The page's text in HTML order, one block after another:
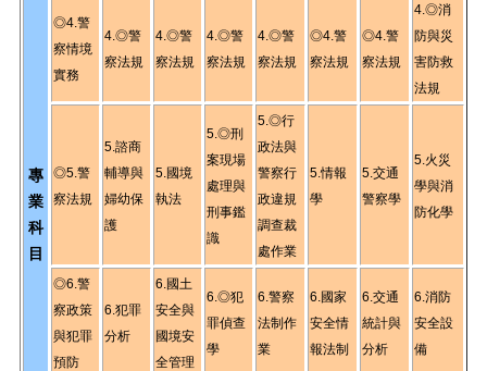
專
業
科
目
◎4.警
察情境
實務
4.◎警
察法規
4.◎警
察法規
4.◎警
察法規
4.◎警
察法規
◎4.警
察法規
◎4.警
察法規
4.◎消
防與災
害防救
法規
◎5.警
察法規
5.諮商
輔導與
婦幼保
護
5.國境
執法
5.◎刑
案現場
處理與
刑事鑑
識
5.◎行
政法與
警察行
政違規
調查裁
處作業
5.情報
學
5.交通
警察學
5.火災
學與消
防化學
◎6.警
察政策
與犯罪
預防
6.犯罪
分析
6.國土
安全與
國境安
全管理
6.◎犯
罪偵查
學
6.警察
法制作
業
6.國家
安全情
報法制
6.交通
統計與
分析
6.消防
安全設
備